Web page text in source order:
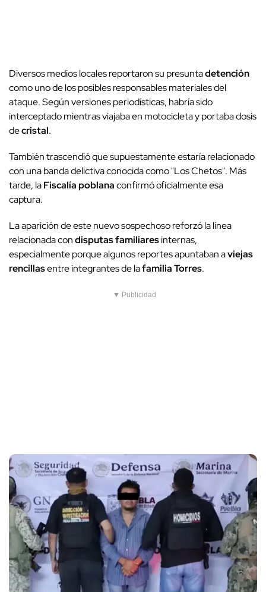
Diversos medios locales reportaron su presuntadetención
como uno de los posibles responsables materiales del
ataque. Según versiones periodísticas, habría sido
interceptado mientras viajaba en motocicleta y portaba dosis
decristal.
También trascendió que supuestamente estaría relacionado
con una banda delictiva conocida como "Los Chetos". Más
tarde, laFiscalía poblanaconfirmó oficialmente esa
captura.
La aparición de este nuevo sospechoso reforzó la línea
relacionada condisputas familiaresinternas,
especialmente porque algunos reportes apuntaban aviejas
rencillasentre integrantes de lafamilia Torres.
▼ Publicidad